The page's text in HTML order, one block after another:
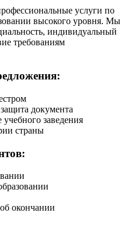
услуги по
высокого уровня. Мы
индивидуальный
требованиям
документа
заведения
страны
окончании